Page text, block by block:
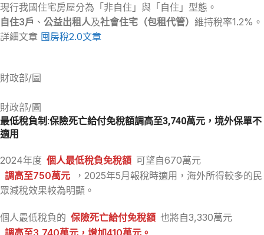
現行我國住宅房屋分為「非自住」與「自住」型態。
自住3戶 、 公益出租人及社會住宅（包租代管） 維持稅率1.2%。
詳細文章 囤房稅2.0文章
財政部/圖
財政部/圖
最低稅負制:保險死亡給付免稅額調高至3,740萬元，境外保單不
適用
2024年度 個人最低稅負免稅額 可望自670萬元
調高至750萬元
，2025年5月報稅時適用，海外所得較多的民
眾減稅效果較為明顯。
個人最低稅負的 保險死亡給付免稅額 也將自3,330萬元
調高至3,740萬元，增加410萬元。